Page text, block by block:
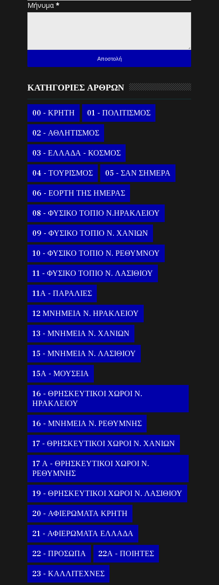
Μήνυμα*
ΚΑΤΗΓΟΡΙΕΣ ΑΡΘΡΩΝ
00 - ΚΡΗΤΗ 01 - ΠΟΛΙΤΙΣΜΟΣ
02 - ΑΘΛΗΤΙΣΜΟΣ
03 - ΕΛΛΑΔΑ - ΚΟΣΜΟΣ
04 - ΤΟΥΡΙΣΜΟΣ 05 - ΣΑΝ ΣΗΜΕΡΑ
06 - ΕΟΡΤΗ ΤΗΣ ΗΜΕΡΑΣ
08 - ΦΥΣΙΚΟ ΤΟΠΙΟ Ν.ΗΡΑΚΛΕΙΟΥ
09 - ΦΥΣΙΚΟ ΤΟΠΙΟ Ν. ΧΑΝΙΩΝ
10 - ΦΥΣΙΚΟ ΤΟΠΙΟ Ν. ΡΕΘΥΜΝΟΥ
11 - ΦΥΣΙΚΟ ΤΟΠΙΟ Ν. ΛΑΣΙΘΙΟΥ
11Α - ΠΑΡΑΛΙΕΣ
12 ΜΝΗΜΕΙΑ Ν. ΗΡΑΚΛΕΙΟΥ
13 - ΜΝΗΜΕΙΑ Ν. ΧΑΝΙΩΝ
15 - ΜΝΗΜΕΙΑ Ν. ΛΑΣΙΘΙΟΥ
15Α - ΜΟΥΣΕΙΑ
16 - ΘΡΗΣΚΕΥΤΙΚΟΙ ΧΩΡΟΙ Ν.
ΗΡΑΚΛΕΙΟΥ
16 - ΜΝΗΜΕΙΑ Ν. ΡΕΘΥΜΝΗΣ
17 - ΘΡΗΣΚΕΥΤΙΚΟΙ ΧΩΡΟΙ Ν. ΧΑΝΙΩΝ
17 Α - ΘΡΗΣΚΕΥΤΙΚΟΙ ΧΩΡΟΙ Ν.
ΡΕΘΥΜΝΗΣ
19 - ΘΡΗΣΚΕΥΤΙΚΟΙ ΧΩΡΟΙ Ν. ΛΑΣΙΘΙΟΥ
20 - ΑΦΙΕΡΩΜΑΤΑ ΚΡΗΤΗ
21 - ΑΦΙΕΡΩΜΑΤΑ ΕΛΛΑΔΑ
22 - ΠΡΟΣΩΠΑ 22Α - ΠΟΙΗΤΕΣ
23 - ΚΑΛΛΙΤΕΧΝΕΣ